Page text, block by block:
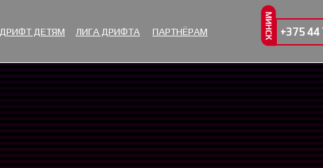
+375 44
ДРИФТ ДЕТЯМ ЛИГА ДРИФТА ПАРТНЁРАМ МИНСК